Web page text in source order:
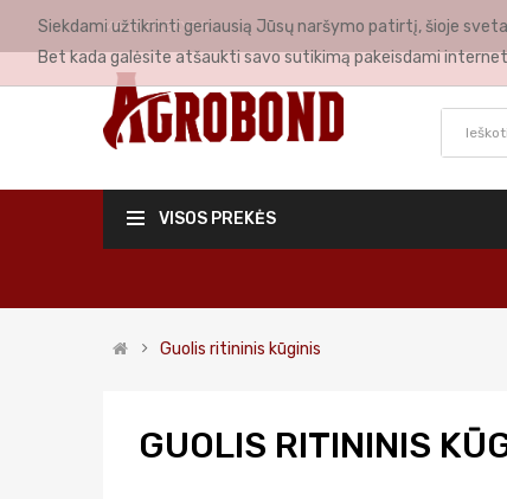
MANO PASKYRA
VISOS PREKĖS
Guolis ritininis kūginis
GUOLIS RITININIS
Siekdami užtikrinti geriausią Jūsų naršymo patirtį, šioje
Bet kada galėsite atšaukti savo sutikimą pakeisdami